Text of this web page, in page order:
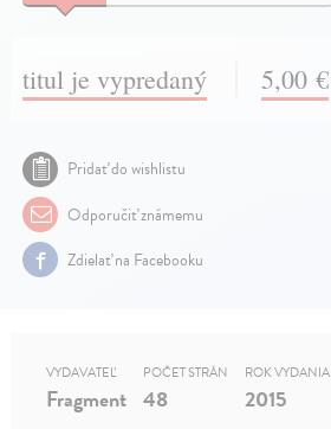
titul je vypredaný 5,00 €
Pridať do wishlistu
Odporučiť známemu
Zdielať na Facebooku
VYDAVATEĽ
Fragment
POČET STRÁN
48
ROK VYDANIA
2015